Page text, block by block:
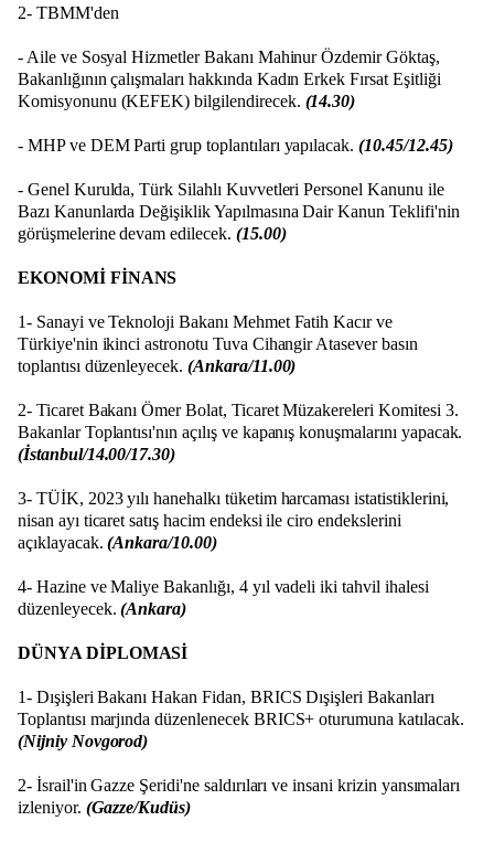
2- TBMM'den
- Aile ve Sosyal Hizmetler Bakanı Mahinur Özdemir Göktaş,
Bakanlığının çalışmaları hakkında Kadın Erkek Fırsat Eşitliği
Komisyonunu (KEFEK) bilgilendirecek. (14.30)
- MHP ve DEM Parti grup toplantıları yapılacak.(10.45/12.45)
- Genel Kurulda, Türk Silahlı Kuvvetleri Personel Kanunu ile
Bazı Kanunlarda Değişiklik Yapılmasına Dair Kanun Teklifi'nin
görüşmelerine devam edilecek. (15.00)
EKONOMİ FİNANS
1- Sanayi ve Teknoloji Bakanı Mehmet Fatih Kacır ve
Türkiye'nin ikinci astronotu Tuva Cihangir Atasever basın
toplantısı düzenleyecek.(Ankara/11.00)
2- Ticaret Bakanı Ömer Bolat, Ticaret Müzakereleri Komitesi 3.
Bakanlar Toplantısı'nın açılış ve kapanış konuşmalarını yapacak.
(İstanbul/14.00/17.30)
3- TÜİK, 2023 yılı hanehalkı tüketim harcaması istatistiklerini,
nisan ayı ticaret satış hacim endeksi ile ciro endekslerini
açıklayacak.(Ankara/10.00)
4- Hazine ve Maliye Bakanlığı, 4 yıl vadeli iki tahvil ihalesi
düzenleyecek.(Ankara)
DÜNYA DİPLOMASİ
1- Dışişleri Bakanı Hakan Fidan, BRICS Dışişleri Bakanları
Toplantısı marjında düzenlenecek BRICS+ oturumuna katılacak.
(Nijniy Novgorod)
2- İsrail'in Gazze Şeridi'ne saldırıları ve insani krizin yansımaları
izleniyor. (Gazze/Kudüs)